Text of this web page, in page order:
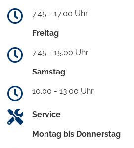
7.45 - 17.00 Uhr
Freitag
7.45 - 15.00 Uhr
Samstag
10.00 - 13.00 Uhr
Service
Montag bis Donnerstag